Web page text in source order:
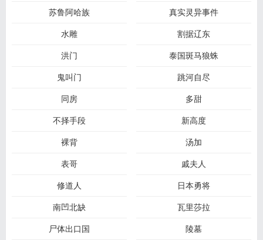
苏鲁阿哈族
真实灵异事件
水雕
割据辽东
洪门
泰国斑马狼蛛
鬼叫门
跳河自尽
同房
多甜
不择手段
新高度
裸背
汤加
表哥
戚夫人
修道人
日本勇将
南凹北缺
瓦里莎拉
尸体出口国
陵墓